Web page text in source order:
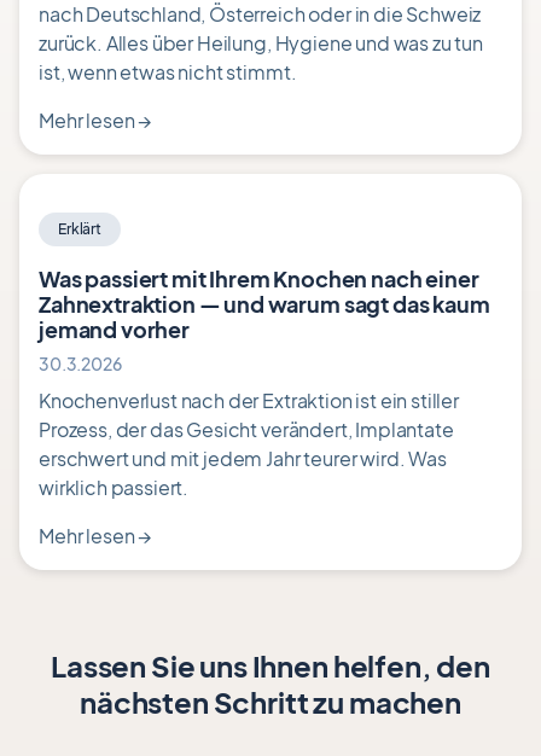
nach Deutschland, Österreich oder in die Schweiz
zurück. Alles über Heilung, Hygiene und was zu tun
ist, wenn etwas nicht stimmt.
Mehr lesen→
Erklärt
Was passiert mit Ihrem Knochen nach einer
Zahnextraktion — und warum sagt das kaum
jemand vorher
30.3.2026
Knochenverlust nach der Extraktion ist ein stiller
Prozess, der das Gesicht verändert, Implantate
erschwert und mit jedem Jahr teurer wird. Was
wirklich passiert.
Mehr lesen→
Lassen Sie uns Ihnen helfen, den
nächsten Schritt zu machen